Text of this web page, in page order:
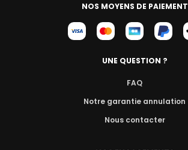
NOS MOYENS DE PAIEMENT
UNE QUESTION ?
FAQ
Notre garantie annulation
Nous contacter